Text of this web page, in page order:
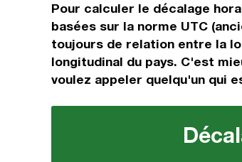
Pour calculer le décalage
basées sur la norme UTC
toujours de relation entre la
longitudinal du pays. C'est
voulez appeler quelqu'un qui